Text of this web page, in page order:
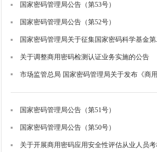
国家密码管理局公告（第53号）
国家密码管理局公告（第52号）
国家密码管理局关于征集国家密码科学基金
关于调整商用密码检测认证业务实施的公告
市场监管总局 国家密码管理局关于发布《商
国家密码管理局公告（第51号）
国家密码管理局公告（第50号）
关于开展商用密码应用安全性评估从业人员